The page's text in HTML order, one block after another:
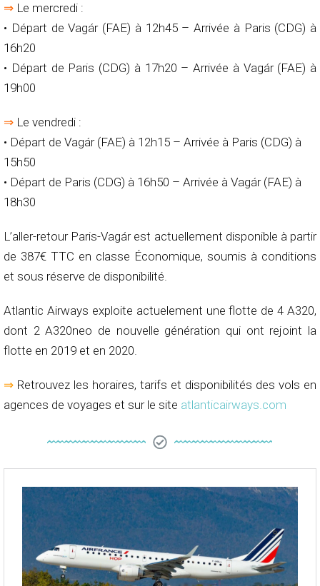
⇒ Le mercredi :
• Départ de Vagár (FAE) à 12h45 – Arrivée à Paris (CDG) à
16h20
• Départ de Paris (CDG) à 17h20 – Arrivée à Vagár (FAE) à
19h00
⇒ Le vendredi :
• Départ de Vagár (FAE) à 12h15 – Arrivée à Paris (CDG) à
15h50
• Départ de Paris (CDG) à 16h50 – Arrivée à Vagár (FAE) à
18h30
L’aller-retour Paris-Vagár est actuellement disponible à partir
de 387€ TTC en classe Économique, soumis à conditions
et sous réserve de disponibilité.
Atlantic Airways exploite actuelement une flotte de 4 A320,
dont 2 A320neo de nouvelle génération qui ont rejoint la
flotte en 2019 et en 2020.
⇒ Retrouvez les horaires, tarifs et disponibilités des vols en
agences de voyages et sur le site atlanticairways.com